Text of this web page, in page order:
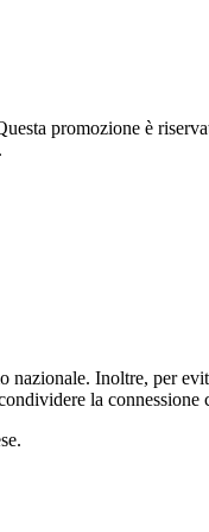
promozione è
Inoltre, per
la